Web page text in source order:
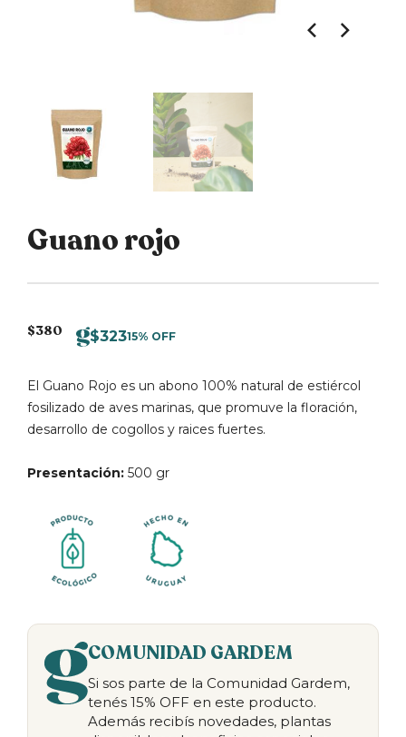
Guano rojo
$380 $32315% OFF
El Guano Rojo es un abono 100% natural de estiércol
fosilizado de aves marinas, que promuve la floración,
desarrollo de cogollos y raices fuertes.
Presentación: 500 gr
COMUNIDAD GARDEM
Si sos parte de la Comunidad Gardem,
tenés 15% OFF en este producto.
Además recibís novedades, plantas